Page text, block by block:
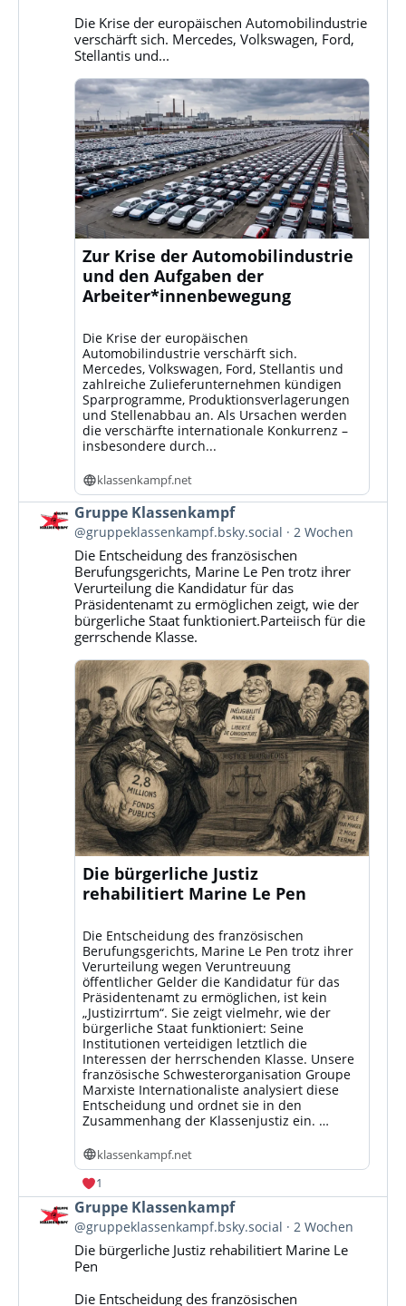
Bluesky
ansehen
Die Krise der europäischen Automobilindustrie
verschärft sich. Mercedes, Volkswagen, Ford,
Stellantis und...
Zur Krise der Automobilindustrie
und den Aufgaben der
Arbeiter*innenbewegung
Die Krise der europäischen
Automobilindustrie verschärft sich.
Mercedes, Volkswagen, Ford, Stellantis und
zahlreiche Zulieferunternehmen kündigen
Sparprogramme, Produktionsverlagerungen
und Stellenabbau an. Als Ursachen werden
die verschärfte internationale Konkurrenz –
insbesondere durch...
klassenkampf.net
Beitrag
von
Gruppe
Klassenkampf
Bluesky
ansehen
Gruppe Klassenkampf
@gruppeklassenkampf.bsky.social 2 Wochen
Die Entscheidung des französischen
Berufungsgerichts, Marine Le Pen trotz ihrer
Verurteilung die Kandidatur für das
Präsidentenamt zu ermöglichen zeigt, wie der
bürgerliche Staat funktioniert.Parteiisch für die
gerrschende Klasse.
Die bürgerliche Justiz
rehabilitiert Marine Le Pen
Die Entscheidung des französischen
Berufungsgerichts, Marine Le Pen trotz ihrer
Verurteilung wegen Veruntreuung
öffentlicher Gelder die Kandidatur für das
Präsidentenamt zu ermöglichen, ist kein
„Justizirrtum“. Sie zeigt vielmehr, wie der
bürgerliche Staat funktioniert: Seine
Institutionen verteidigen letztlich die
Interessen der herrschenden Klasse. Unsere
französische Schwesterorganisation Groupe
Marxiste Internationaliste analysiert diese
Entscheidung und ordnet sie in den
Zusammenhang der Klassenjustiz ein. …
klassenkampf.net
1
Beitrag
von
Gruppe
Klassenkampf
Bluesky
Gruppe Klassenkampf
@gruppeklassenkampf.bsky.social 2 Wochen
Die bürgerliche Justiz rehabilitiert Marine Le
Pen
Die Entscheidung des französischen